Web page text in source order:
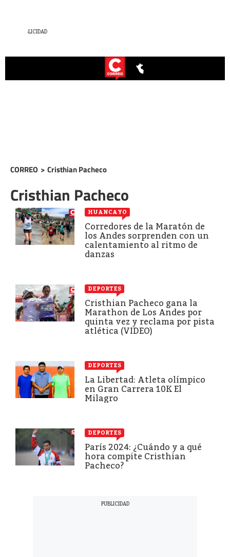
CORREO > Cristhian Pacheco
Cristhian Pacheco
HUANCAYO
Corredores de la Maratón de
los Andes sorprenden con un
calentamiento al ritmo de
danzas
DEPORTES
Cristhian Pacheco gana la
Marathon de Los Andes por
quinta vez y reclama por pista
atlética (VIDEO)
DEPORTES
La Libertad: Atleta olímpico
en Gran Carrera 10K El
Milagro
DEPORTES
París 2024: ¿Cuándo y a qué
hora compite Cristhian
Pacheco?